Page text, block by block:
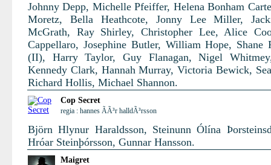
Johnny Depp, Michelle Pfeiffer, Helena Bonham
Moretz, Bella Heathcote, Jonny Lee Miller,
McGrath, Ray Shirley, Christopher Lee, Alice
Cappellaro, Josephine Butler, William Hope, Shane
(II), Harry Taylor, Guy Flanagan, Nigel
Kennedy Clark, Hannah Murray, Victoria Bewick,
Richard Hollis, Michael Shannon.
Cop Secret
regia : hannes ÃÃ³r halldÃ³rsson
Björn Hlynur Haraldsson, Steinunn Ólína
Hróar Steinþórsson, Gunnar Hansson.
Maigret